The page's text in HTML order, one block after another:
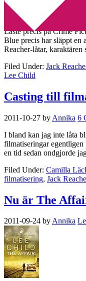
2018-11-25 byAnnika
Läste precis på Crime
Blue precis har släppt en
Reacher-låtar,
Filed Under: Jack
Lee Child
Casting till
2011-10-27 by Annika 6
I bland kan jag inte låta
filmatiseringar
en tid sedan ondgjorde
Filed Under: Camilla
filmatisering, Jack
Nu är The
2011-09-24 byAnnika